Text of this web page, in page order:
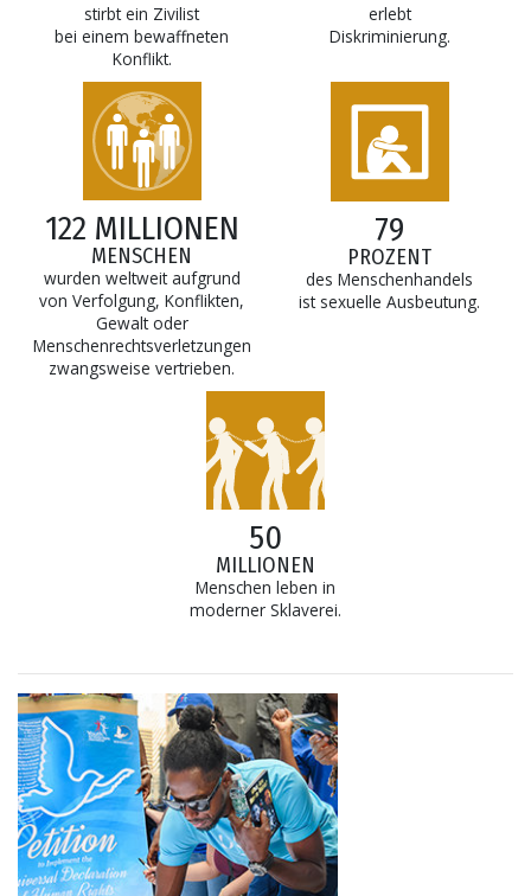
stirbt ein Zivilist
bei einem bewaffneten
Konflikt.
erlebt
Diskriminierung.
122 MILLIONEN
MENSCHEN
wurden weltweit aufgrund
von Verfolgung, Konflikten,
Gewalt oder
Menschenrechtsverletzungen
zwangsweise vertrieben.
79
PROZENT
des Menschenhandels
ist sexuelle Ausbeutung.
50
MILLIONEN
Menschen leben in
moderner Sklaverei.